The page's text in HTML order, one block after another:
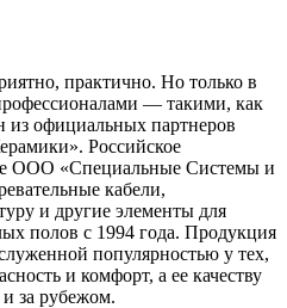
практично. Но только в
— такими, как
из официальных партнеров
Российское
ООО «Специальные Системы и
кабели,
и другие элементы для
полов с 1994 года. Продукция
популярностью у тех,
и комфорт, а ее качеству
за рубежом.